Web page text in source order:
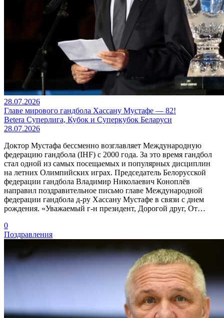
28.07.2026
Главе мирового гандбола Хассану Мустафе — 82!
Betera Суперлига, Кубок и Суперкубок Беларуси
28.07.2026
Доктор Мустафа бессменно возглавляет Международную
федерацию гандбола (IHF) с 2000 года. За это время гандбол
стал одной из самых посещаемых и популярных дисциплин
на летних Олимпийских играх. Председатель Белорусской
федерации гандбола Владимир Николаевич Коноплёв
направил поздравительное письмо главе Международной
федерации гандбола д-ру Хассану Мустафе в связи с днем
рождения. «Уважаемый г-н президент, Дорогой друг, От…
0
Поздравления